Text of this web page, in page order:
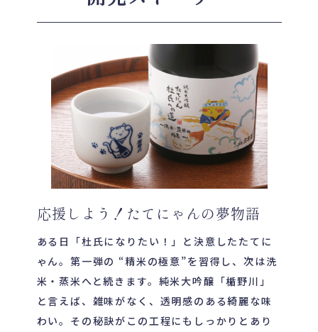
応援しよう！たてにゃんの夢物語
ある日「杜氏になりたい！」と決意したたてに
ゃん。第一弾の “精米の極意”を習得し、次は洗
米・蒸米へと続きます。純米大吟醸「楯野川」
と言えば、雑味がなく、透明感のある綺麗な味
わい。その秘訣がこの工程にもしっかりとあり